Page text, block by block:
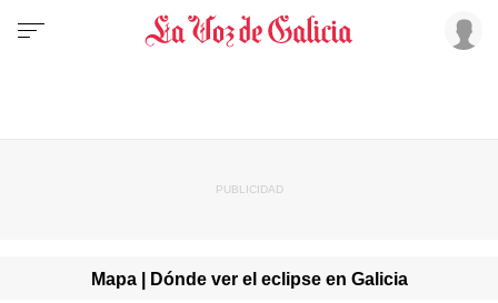
Mapa | Dónde ver el eclipse en Galicia